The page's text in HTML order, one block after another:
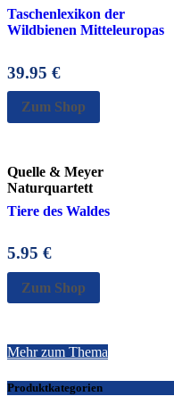
Taschenlexikon der
Wildbienen Mitteleuropas
39.95 €
Zum Shop
Quelle & Meyer
Naturquartett
Tiere des Waldes
5.95 €
Zum Shop
Mehr zum Thema
Produktkategorien